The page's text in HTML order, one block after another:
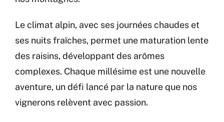
Le climat alpin, avec ses journées chaudes et
ses nuits fraîches, permet une maturation lente
des raisins, développant des arômes
complexes. Chaque millésime est une nouvelle
aventure, un défi lancé par la nature que nos
vignerons relèvent avec passion.